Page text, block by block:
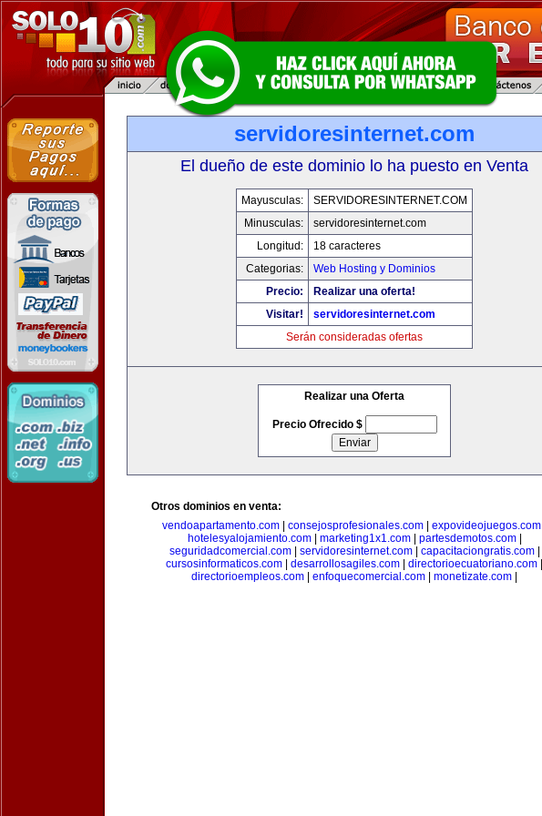
servidoresinternet.com
El dueño de este dominio lo ha puesto en Venta
Mayusculas:
SERVIDORESINTERNET.COM
Minusculas:
servidoresinternet.com
Longitud:
18 caracteres
Categorias:
Web Hosting y Dominios
Precio:
Realizar una oferta!
Visitar!
servidoresinternet.com
Serán consideradas ofertas
Realizar una Oferta
Precio Ofrecido $
Otros dominios en venta:
vendoapartamento.com
consejosprofesionales.com expovideojuegos.com
hotelesyalojamiento.com| marketing1x1.com| partesdemotos.com|
seguridadcomercial.com| servidoresinternet.com| capacitaciongratis.com|
cursosinformaticos.com
desarrollosagiles.com directorioecuatoriano.com
directorioempleos.com
enfoquecomercial.com monetizate.com